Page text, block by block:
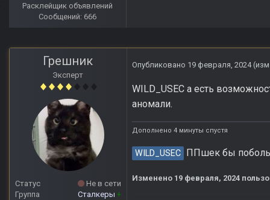
Расклейщик объявлений
Сообщений: 666
Грешник
Эксперт
Статус
Не в сети
Группа
Сталкеры +
Опубликовано 19 февраля, 2024
WILD_USEC а есть
аномали.
Дополнено 4 минуты спустя
WILD_USEC ППшек бы
Изменено 19 февраля, 2024